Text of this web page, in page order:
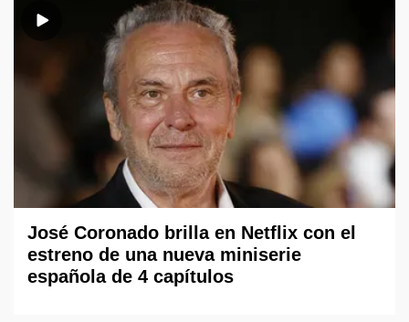
José Coronado brilla en Netflix con el
estreno de una nueva miniserie
española de 4 capítulos